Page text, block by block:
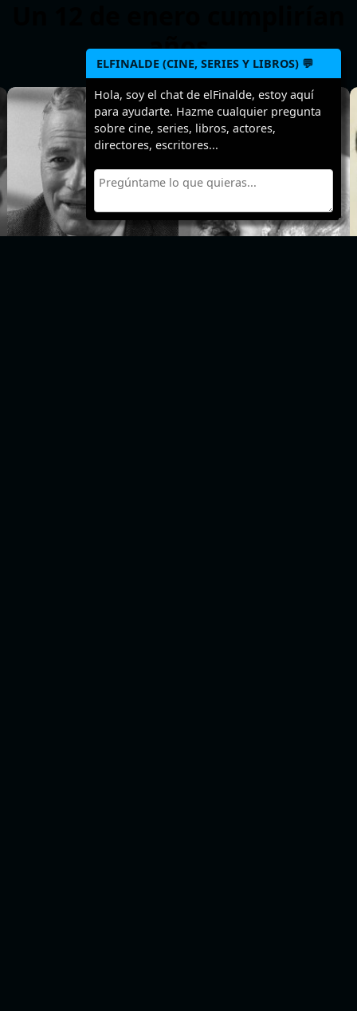
años
> > >
ELFINALDE (CINE, SERIES Y LIBROS) 💬
Hola, soy el chat de elFinalde, estoy aquí
para ayudarte. Hazme cualquier pregunta
sobre cine, series, libros, actores,
directores, escritores...